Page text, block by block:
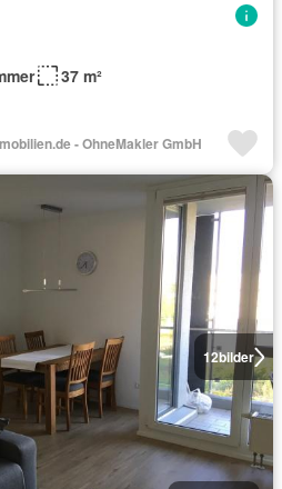
37 m²
- OhneMakler GmbH
12bilder